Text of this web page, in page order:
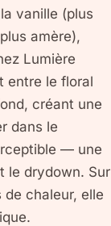
vanille (plus
amère),
Lumière
entre le floral
créant une
dans le
— une
le drydown. Sur
de chaleur, elle